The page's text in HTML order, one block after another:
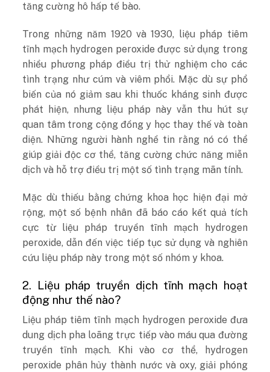
tăng cường hô hấp tế bào.
Trong những năm 1920 và 1930, liệu pháp tiêm
tĩnh mạch hydrogen peroxide được sử dụng trong
nhiều phương pháp điều trị thử nghiệm cho các
tình trạng như cúm và viêm phổi. Mặc dù sự phổ
biến của nó giảm sau khi thuốc kháng sinh được
phát hiện, nhưng liệu pháp này vẫn thu hút sự
quan tâm trong cộng đồng y học thay thế và toàn
diện. Những người hành nghề tin rằng nó có thể
giúp giải độc cơ thể, tăng cường chức năng miễn
dịch và hỗ trợ điều trị một số tình trạng mãn tính.
Mặc dù thiếu bằng chứng khoa học hiện đại mở
rộng, một số bệnh nhân đã báo cáo kết quả tích
cực từ liệu pháp truyền tĩnh mạch hydrogen
peroxide, dẫn đến việc tiếp tục sử dụng và nghiên
cứu liệu pháp này trong một số nhóm y khoa.
2. Liệu pháp truyền dịch tĩnh mạch hoạt
động như thế nào?
Liệu pháp tiêm tĩnh mạch hydrogen peroxide đưa
dung dịch pha loãng trực tiếp vào máu qua đường
truyền tĩnh mạch. Khi vào cơ thể, hydrogen
peroxide phân hủy thành nước và oxy, giải phóng